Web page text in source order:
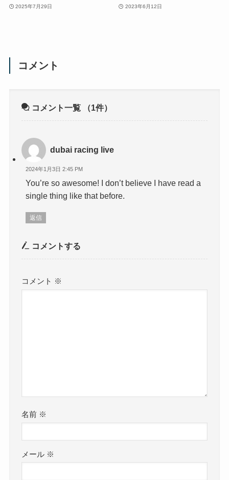
2025年7月29日 2023年6月12日
コメント
コメント一覧 （1件）
dubai racing live
2024年1月3日 2:45 PM
You’re so awesome! I don’t believe I have read a
single thing like that before.
返信
コメントする
コメント ※
名前 ※
メール ※